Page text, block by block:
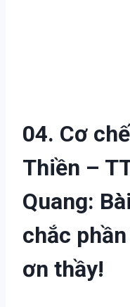
04. Cơ
Thiền –
Quang:
chắc
ơn thầy!